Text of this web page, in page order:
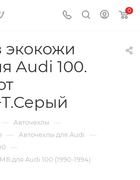
0
экокожи
Audi 100.
— Авточехлы —
— Авточехлы для Audi —
—
для Audi 100 (1990-1994)